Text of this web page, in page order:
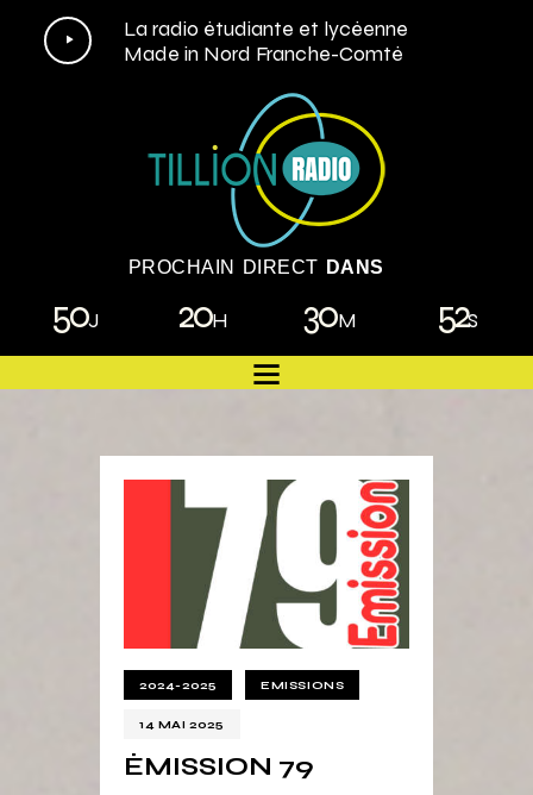
La radio étudiante et lycéenne
Made in Nord Franche-Comté
Lecteur
audio
PROCHAIN DIRECT DANS
50J 20H 30M 51S
2024-2025 EMISSIONS
14 MAI 2025
ÉMISSION 79